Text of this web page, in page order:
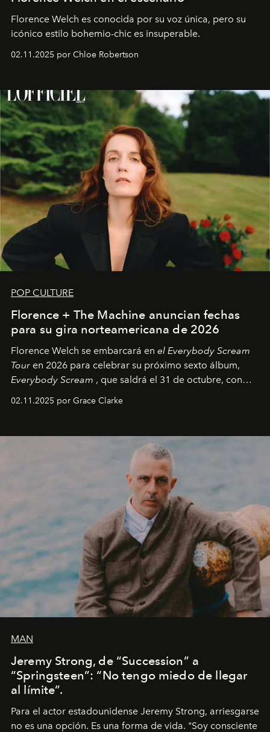
Florence Welch es conocida por su voz única, pero su
icónico estilo bohemio-chic es insuperable.
02.11.2025 por Chloe Robertson
POP CULTURE
Florence + The Machine anuncian fechas
para su gira norteamericana de 2026
Florence Welch se embarcará en el Everybody Scream
Tour en 2026 para celebrar su próximo sexto álbum,
Everybody Scream , que saldrá el 31 de octubre, con
fechas en Norteamérica a partir de abril del próximo
02.11.2025 por Grace Clarke
MAN
Jeremy Strong, de “Succession” a
“Springsteen”: “No tengo miedo de llegar
al límite”.
Para el actor estadounidense Jeremy Strong, arriesgarse
no es una opción. Es una forma de vida. "Soy consciente